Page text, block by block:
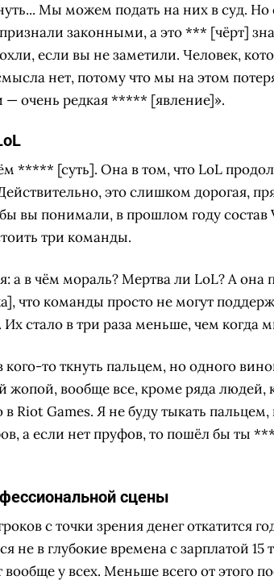
Мы можем подать на них в суд. Но
законными, а это *** [чёрт]
если вы не заметили. Человек,
нет, потому что мы на этом
— очень редкая ***** [явление]».
***** [суть]. Она в том, что LoL
это слишком дорогая,
вы понимали, в прошлом году состав
три команды.
а в чём мораль? Мертва ли LoL? А она
что команды просто не могут
Их стало в три раза меньше, чем когда
то ткнуть пальцем, но одного
жопой, вообще все, кроме ряда людей,
в Riot Games. Я не буду тыкать
а если нет пруфов, то пошёл бы ты
сцены
с точки зрения денег откатится
не в глубокие времена с зарплатой 15
вообще у всех. Меньше всего от этого